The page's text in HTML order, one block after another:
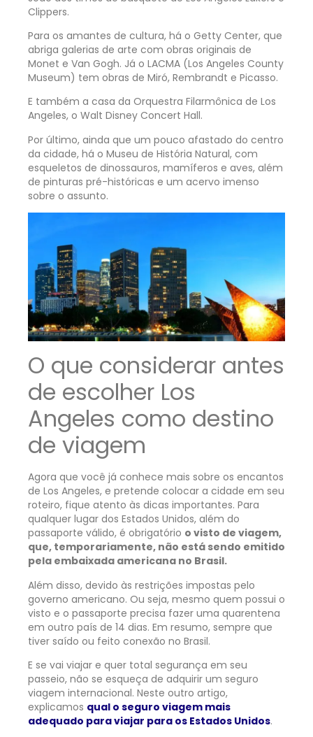
Clippers.
Para os amantes de cultura, há o Getty Center, que
abriga galerias de arte com obras originais de
Monet e Van Gogh. Já o LACMA (Los Angeles County
Museum) tem obras de Miró, Rembrandt e Picasso.
E também a casa da Orquestra Filarmônica de Los
Angeles, o Walt Disney Concert Hall.
Por último, ainda que um pouco afastado do centro
da cidade, há o Museu de História Natural, com
esqueletos de dinossauros, mamíferos e aves, além
de pinturas pré-históricas e um acervo imenso
sobre o assunto.
O que considerar antes
de escolher Los
Angeles como destino
de viagem
Agora que você já conhece mais sobre os encantos
de Los Angeles, e pretende colocar a cidade em seu
roteiro, fique atento às dicas importantes. Para
qualquer lugar dos Estados Unidos, além do
passaporte válido, é obrigatório o visto de viagem,
que, temporariamente, não está sendo emitido
pela embaixada americana no Brasil.
Além disso, devido às restrições impostas pelo
governo americano. Ou seja, mesmo quem possui o
visto e o passaporte precisa fazer uma quarentena
em outro país de 14 dias. Em resumo, sempre que
tiver saído ou feito conexão no Brasil.
E se vai viajar e quer total segurança em seu
passeio, não se esqueça de adquirir um seguro
viagem internacional. Neste outro artigo,
explicamos qual o seguro viagem mais
adequado para viajar para os Estados Unidos.